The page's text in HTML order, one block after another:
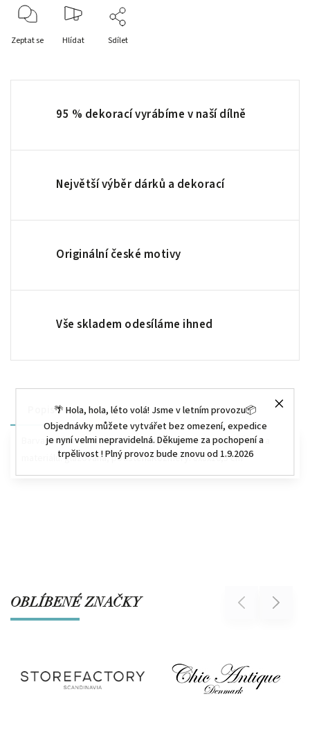
🌴 Hola, hola, léto volá! Jsme v letním provozu📦
Objednávky můžete vytvářet bez omezení, expedice
je nyní velmi nepravidelná. Děkujeme za pochopení a
trpělivost ! Plný provoz bude znovu od 1.9.2026
Zeptat se Hlídat Sdílet
95 % dekorací vyrábíme v naší dílně
Největší výběr dárků a dekorací
Originální české motivy
Vše skladem odesíláme ihned
Popis
Barva: béžová, krémově bíláMateriál: keramika (hlína)Úprava
materiálu: glazovaná, potištěnáRozměry: 8x8x10,5 cm
OBLÍBENÉ ZNAČKY Previous Next